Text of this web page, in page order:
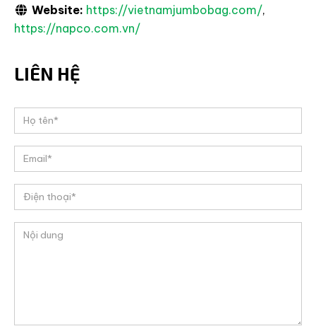
Website: https://vietnamjumbobag.com/,
https://napco.com.vn/
LIÊN HỆ